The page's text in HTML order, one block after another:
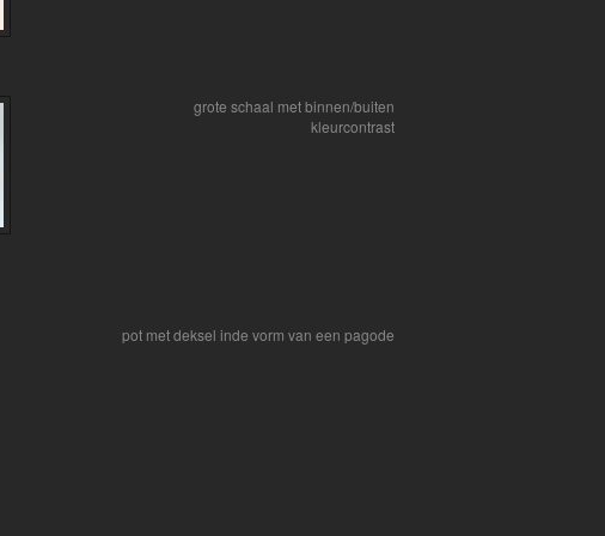
grote schaal met binnen/buiten
kleurcontrast
pot met deksel inde vorm van een pagode